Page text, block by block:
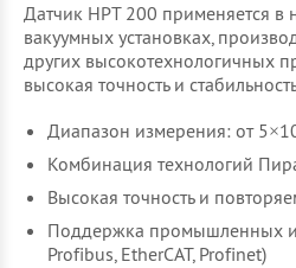
Датчик HPT 200 применяется в
вакуумных установках,
других высокотехнологичных
высокая точность и
Диапазон измерения: от
Комбинация технологий
Высокая точность и
Поддержка промышленных
Profibus, EtherCAT, Profinet)